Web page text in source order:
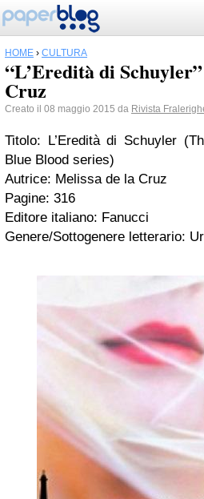
HOME › CULTURA
“L’Eredità di
Cruz
Creato il 08 maggio 2015 da Rivista
Titolo: L’Eredità di Schuyler
Blue Blood series)
Autrice: Melissa de la Cruz
Pagine: 316
Editore italiano: Fanucci
Genere/Sottogenere letterario: